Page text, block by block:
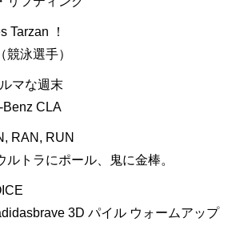
Tarzan ！
競泳選手）
マな週末
Benz CLA
RAN, RUN
ルトラにポール、鬼に金棒。
3D パイル ウォームアップ